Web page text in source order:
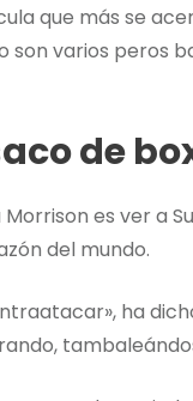
que más se
son varios peros
de
es ver a
del mundo.
ha